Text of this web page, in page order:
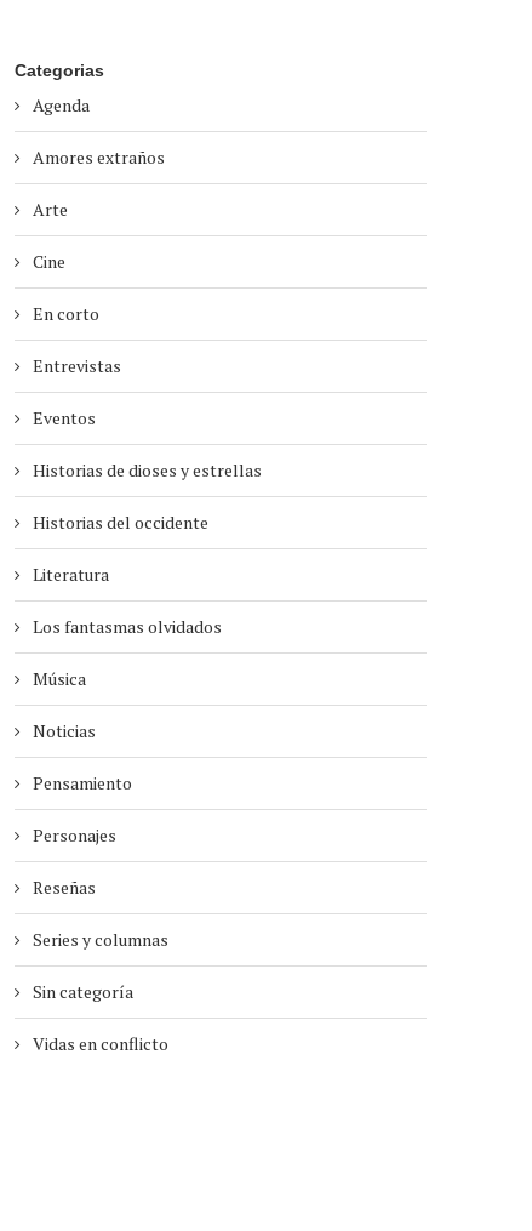
Categorias
Agenda
Amores extraños
Arte
Cine
En corto
Entrevistas
Eventos
Historias de dioses y estrellas
Historias del occidente
Literatura
Los fantasmas olvidados
Música
Noticias
Pensamiento
Personajes
Reseñas
Series y columnas
Sin categoría
Vidas en conflicto